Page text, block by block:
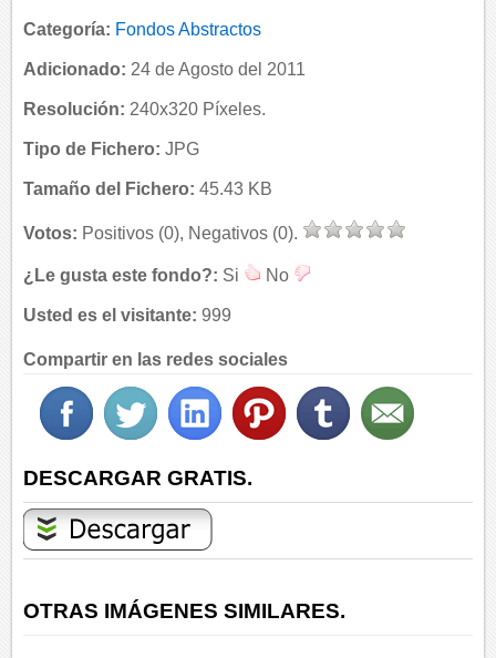
Categoría: Fondos Abstractos
Adicionado: 24 de Agosto del 2011
Resolución: 240x320 Píxeles.
Tipo de Fichero: JPG
Tamaño del Fichero: 45.43 KB
Votos: Positivos (0), Negativos (0).
¿Le gusta este fondo?: Si No
Usted es el visitante: 999
Compartir en las redes sociales
DESCARGAR GRATIS.
OTRAS IMÁGENES SIMILARES.